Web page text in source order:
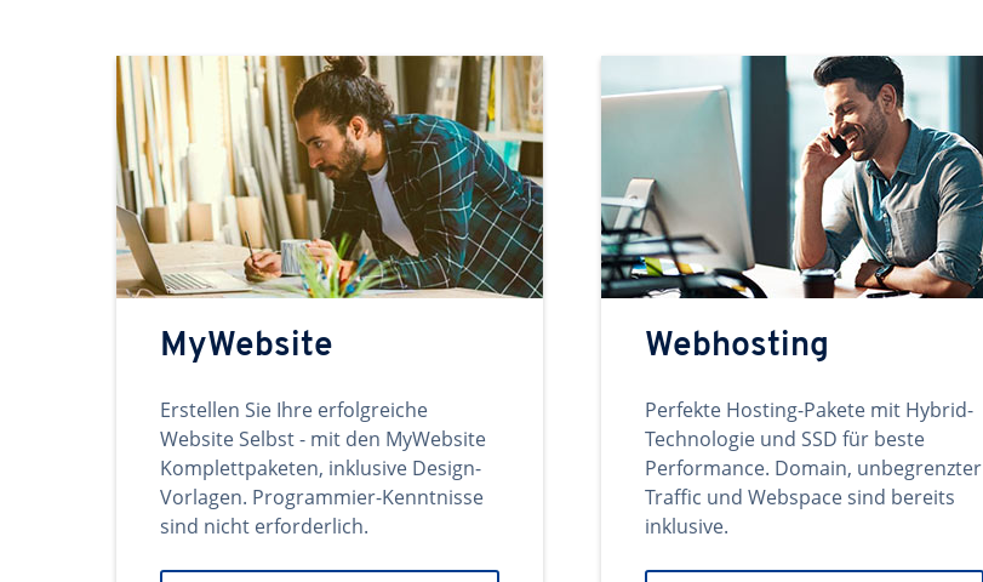
MyWebsite
Erstellen Sie Ihre erfolgreiche
Website Selbst - mit den MyWebsite
Komplettpaketen, inklusive Design-
Vorlagen. Programmier-Kenntnisse
sind nicht erforderlich.
Webhosting
Perfekte Hosting-Pakete mit Hybrid-
Technologie und SSD für beste
Performance. Domain, unbegrenzter
Traffic und Webspace sind bereits
inklusive.